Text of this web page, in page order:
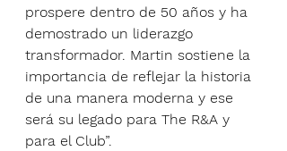
prospere dentro de 50 años y ha
demostrado un liderazgo
transformador. Martin sostiene la
importancia de reflejar la historia
de una manera moderna y ese
será su legado para The R&A y
para el Club”.